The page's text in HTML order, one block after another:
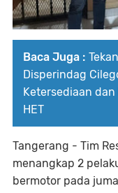
Baca Juga :
Disperindag
Ketersediaan
HET
Tangerang - Tim
menangkap 2
bermotor pada